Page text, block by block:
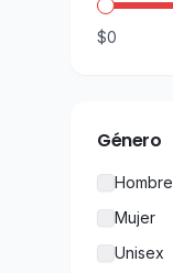
$0
Género
Hombre
Mujer
Unisex